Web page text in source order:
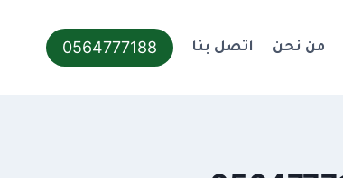
من نحن اتصل بنا 0564777188